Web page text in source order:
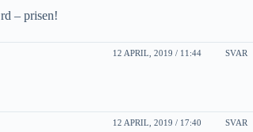
– prisen!
12 APRIL, 2019 / 11:44 SVAR
12 APRIL, 2019 / 17:40 SVAR